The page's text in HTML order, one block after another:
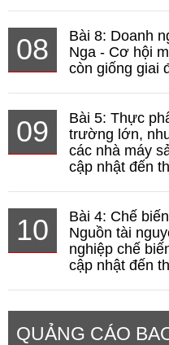
08
Bài 8: Doanh
Nga - Cơ hội
còn giống giai
09
Bài 5: Thực
trường lớn,
các nhà máy
cập nhật đến
10
Bài 4: Chế
Nguồn tài
nghiệp chế
cập nhật đến
QUẢNG CÁO